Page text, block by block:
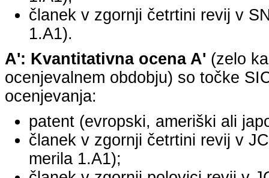
članek v zgornji četrtini revij v
1.A1).
A': Kvantitativna ocena A' (zelo
ocenjevalnem obdobju) so točke
ocenjevanja:
patent (evropski, ameriški ali
članek v zgornji četrtini revij v
merila 1.A1);